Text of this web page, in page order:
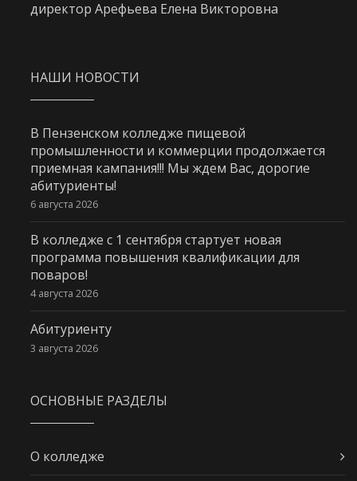
директор Арефьева Елена Викторовна
НАШИ НОВОСТИ
В Пензенском колледже пищевой
промышленности и коммерции продолжается
приемная кампания!!! Мы ждем Вас, дорогие
абитуриенты!
6 августа 2026
В колледже с 1 сентября стартует новая
программа повышения квалификации для
поваров!
4 августа 2026
Абитуриенту
3 августа 2026
ОСНОВНЫЕ РАЗДЕЛЫ
О колледже